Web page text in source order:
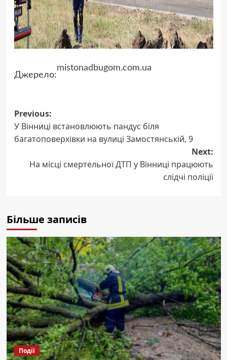
Джерело:
mistonadbugom.com.ua
Post
navigation
Previous:
У Вінниці встановлюють пандус біля
багатоповерхівки на вулиці Замостянській, 9
Next:
На місці смертельної ДТП у Вінниці працюють
слідчі поліції
Більше записів
Події